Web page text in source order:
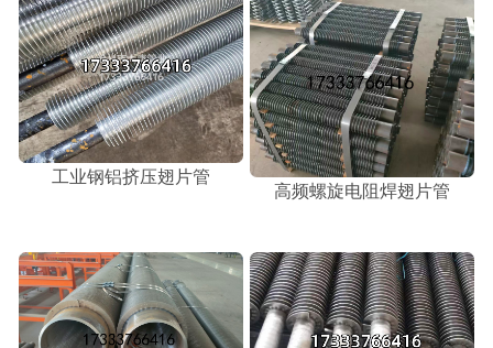
工业钢铝挤压翅片管
高频螺旋电阻焊翅片管